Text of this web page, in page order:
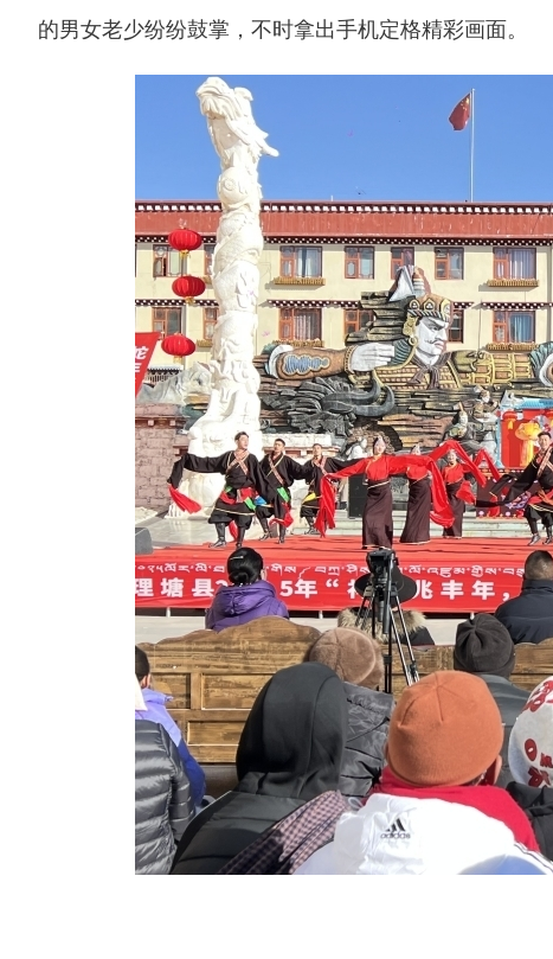
的男女老少纷纷鼓掌，不时拿出手机定格精彩画面。